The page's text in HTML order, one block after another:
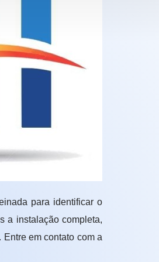
para identificar o
a instalação completa,
em contato com a